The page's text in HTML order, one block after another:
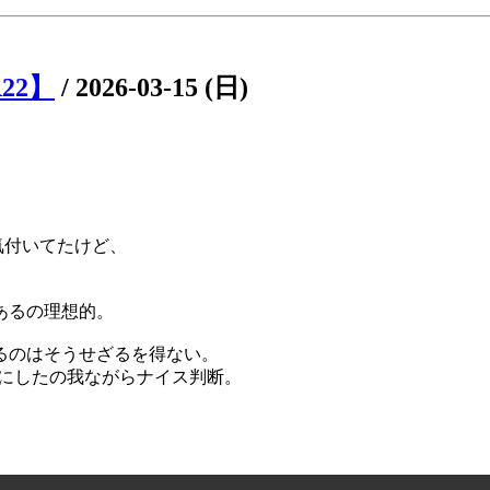
】 / 2026-03-15 (日)
いてたけど、
の理想的。
はそうせざるを得ない。
したの我ながらナイス判断。